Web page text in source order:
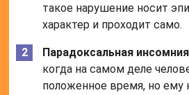
такое нарушение носит
характер и проходит само.
Парадоксальная инсомния
когда на самом деле
положенное время, но ему